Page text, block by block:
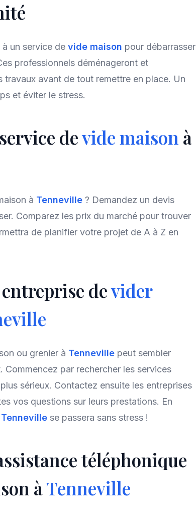
un service de vide maison pour débarrasser
professionnels déménageront et
avant de tout remettre en place. Un
et éviter le stress.
devide maison à
à Tenneville ? Demandez un devis
Comparez les prix du marché pour trouver
de planifier votre projet de A à Z en
devider
ou grenier à Tenneville peut sembler
par rechercher les services
sérieux. Contactez ensuite les entreprises
vos questions sur leurs prestations. En
Tenneville se passera sans stress !
téléphonique
àTenneville